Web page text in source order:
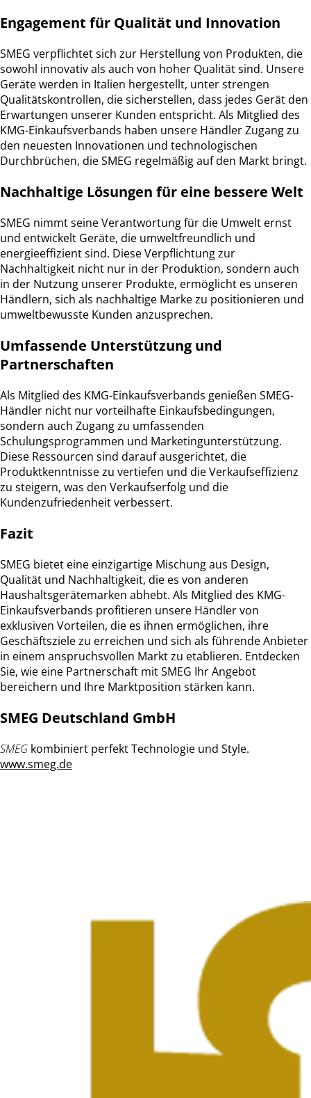
Engagement für Qualität und Innovation
SMEG verpflichtet sich zur Herstellung von Produkten, die
sowohl innovativ als auch von hoher Qualität sind. Unsere
Geräte werden in Italien hergestellt, unter strengen
Qualitätskontrollen, die sicherstellen, dass jedes Gerät den
Erwartungen unserer Kunden entspricht. Als Mitglied des
KMG-Einkaufsverbands haben unsere Händler Zugang zu
den neuesten Innovationen und technologischen
Durchbrüchen, die SMEG regelmäßig auf den Markt bringt.
Nachhaltige Lösungen für eine bessere Welt
SMEG nimmt seine Verantwortung für die Umwelt ernst
und entwickelt Geräte, die umweltfreundlich und
energieeffizient sind. Diese Verpflichtung zur
Nachhaltigkeit nicht nur in der Produktion, sondern auch
in der Nutzung unserer Produkte, ermöglicht es unseren
Händlern, sich als nachhaltige Marke zu positionieren und
umweltbewusste Kunden anzusprechen.
Umfassende Unterstützung und
Partnerschaften
Als Mitglied des KMG-Einkaufsverbands genießen SMEG-
Händler nicht nur vorteilhafte Einkaufsbedingungen,
sondern auch Zugang zu umfassenden
Schulungsprogrammen und Marketingunterstützung.
Diese Ressourcen sind darauf ausgerichtet, die
Produktkenntnisse zu vertiefen und die Verkaufseffizienz
zu steigern, was den Verkaufserfolg und die
Kundenzufriedenheit verbessert.
Fazit
SMEG bietet eine einzigartige Mischung aus Design,
Qualität und Nachhaltigkeit, die es von anderen
Haushaltsgerätemarken abhebt. Als Mitglied des KMG-
Einkaufsverbands profitieren unsere Händler von
exklusiven Vorteilen, die es ihnen ermöglichen, ihre
Geschäftsziele zu erreichen und sich als führende Anbieter
in einem anspruchsvollen Markt zu etablieren. Entdecken
Sie, wie eine Partnerschaft mit SMEG Ihr Angebot
bereichern und Ihre Marktposition stärken kann.
SMEG Deutschland GmbH
SMEG kombiniert perfekt Technologie und Style.
www.smeg.de